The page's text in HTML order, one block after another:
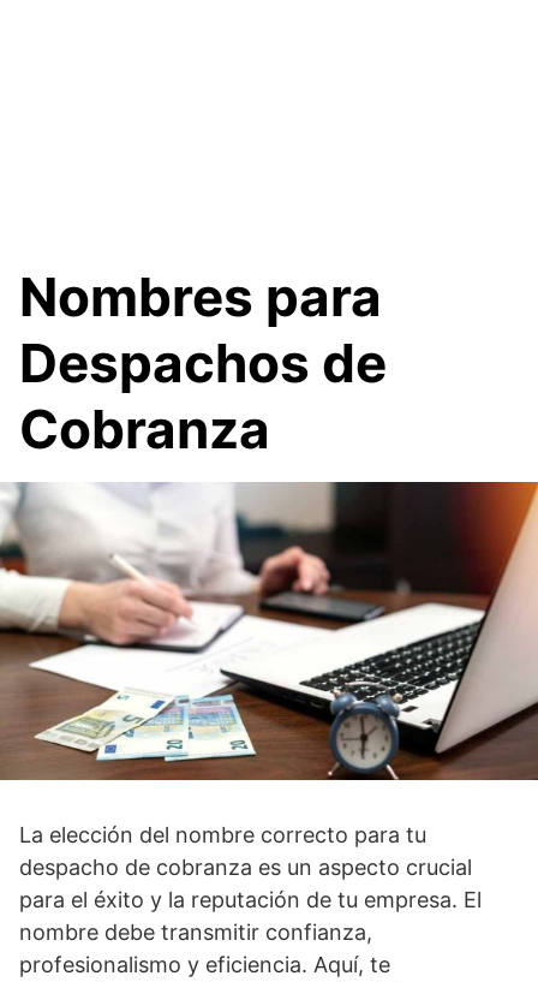
Nombres para
Despachos de
Cobranza
La elección del nombre correcto para tu
despacho de cobranza es un aspecto crucial
para el éxito y la reputación de tu empresa. El
nombre debe transmitir confianza,
profesionalismo y eficiencia. Aquí, te